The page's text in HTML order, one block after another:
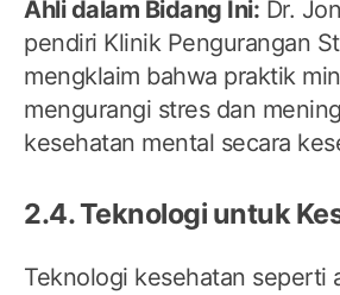
Ahli dalam Bidang Ini: Dr.
pendiri Klinik Pengurangan
mengklaim bahwa praktik
mengurangi stres dan
kesehatan mental secara
2.4. Teknologi untuk
Teknologi kesehatan seperti